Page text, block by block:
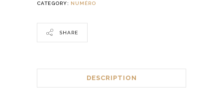
CATEGORY: NUMÉRO
SHARE
DESCRIPTION